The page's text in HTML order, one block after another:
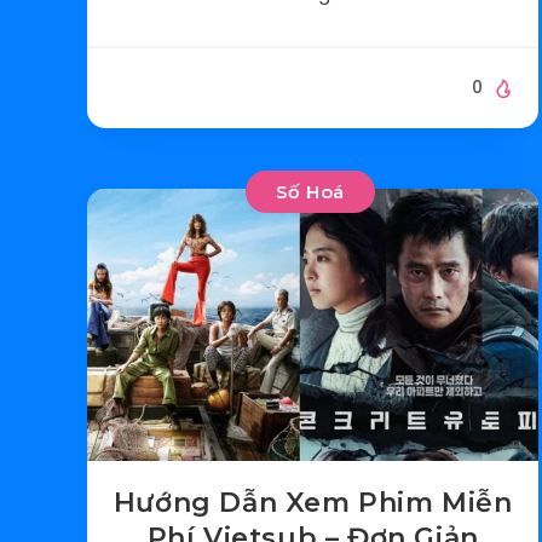
0
Số Hoá
Hướng Dẫn Xem Phim Miễn